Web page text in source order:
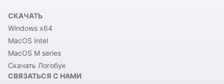
СКАЧАТЬ
Windows x64
MacOS Intel
MacOS M series
Скачать Логобук
СВЯЗАТЬСЯ С НАМИ